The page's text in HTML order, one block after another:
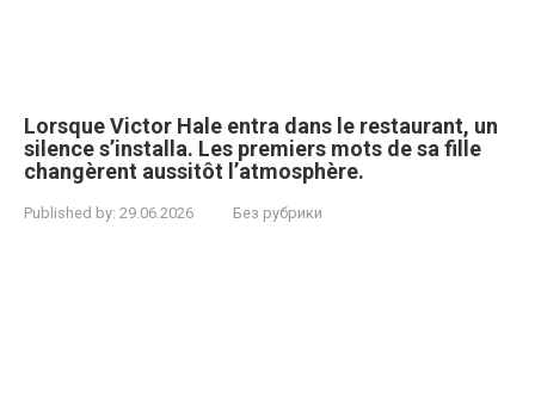
Lorsque Victor Hale entra dans le restaurant, un
silence s’installa. Les premiers mots de sa fille
changèrent aussitôt l’atmosphère.
Published by: 29.06.2026 Без рубрики